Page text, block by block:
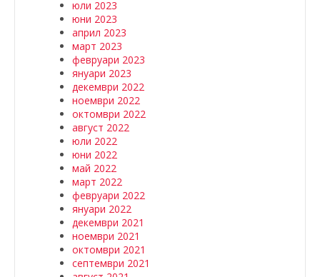
юли 2023
юни 2023
април 2023
март 2023
февруари 2023
януари 2023
декември 2022
ноември 2022
октомври 2022
август 2022
юли 2022
юни 2022
май 2022
март 2022
февруари 2022
януари 2022
декември 2021
ноември 2021
октомври 2021
септември 2021